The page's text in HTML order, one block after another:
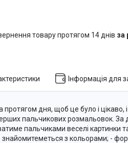
товару протягом 14 днів за
Інформація для
дня, щоб це було і цікаво,
пальчикових розмальовок.
пальчиками веселі картинки
знайомитеметься з кольорами; -